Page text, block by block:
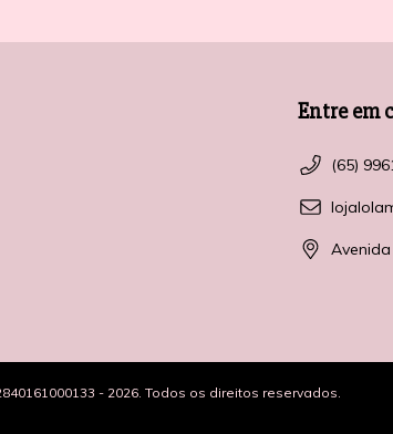
Entre em
(65)
- 2026. Todos os direitos reservados.